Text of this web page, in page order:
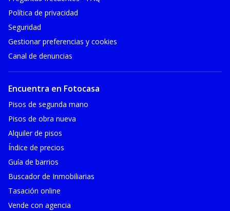
Política de privacidad
Seguridad
Gestionar preferencias y cookies
Canal de denuncias
Encuentra en Fotocasa
Pisos de segunda mano
Pisos de obra nueva
Alquiler de pisos
Índice de precios
Guía de barrios
Buscador de Inmobiliarias
Tasación online
Vende con agencia